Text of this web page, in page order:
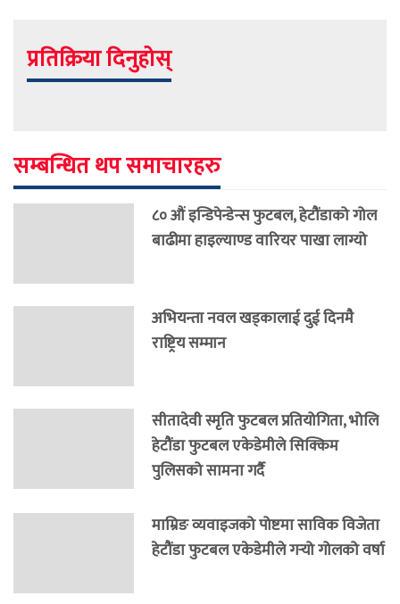
प्रतिक्रिया दिनुहोस्
सम्बन्धित थप समाचारहरु
८० औं इन्डिपेन्डेन्स फुटबल, हेटौंडाको गोल
बाढीमा हाइल्याण्ड वारियर पाखा लाग्यो
अभियन्ता नवल खड्कालाई दुई दिनमै
राष्ट्रिय सम्मान
सीतादेवी स्मृति फुटबल प्रतियोगिता, भोलि
हेटौंडा फुटबल एकेडेमीले सिक्किम
पुलिसको सामना गर्दै
माम्रिङ व्यवाइजको पोष्टमा साविक विजेता
हेटौंडा फुटबल एकेडेमीले गर्‍यो गोलको वर्षा